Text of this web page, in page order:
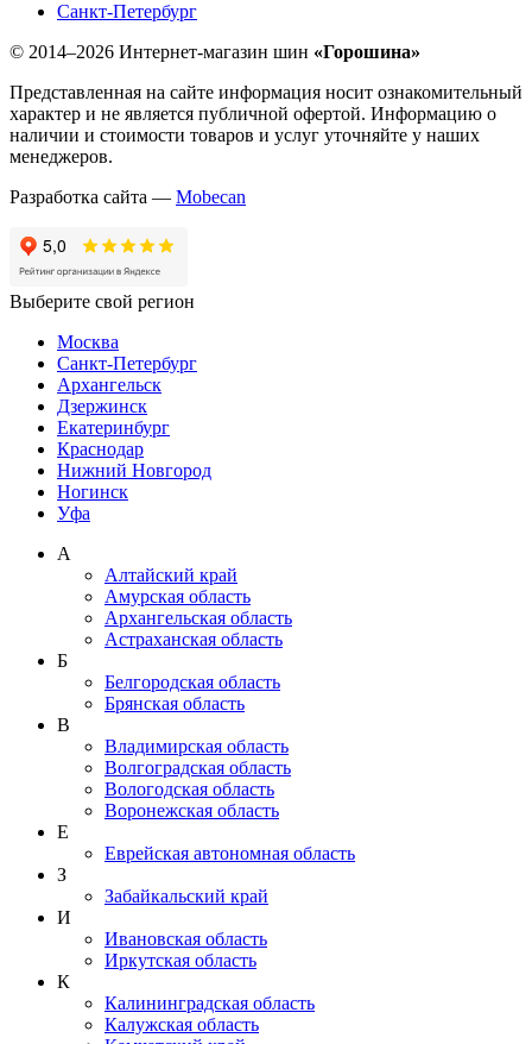
Санкт-Петербург
© 2014–2026 Интернет-магазин шин «Горошина»
Представленная на сайте информация носит ознакомительный
характер и не является публичной офертой. Информацию о
наличии и стоимости товаров и услуг уточняйте у наших
менеджеров.
Разработка сайта — Mobecan
Выберите свой регион
Москва
Санкт-Петербург
Архангельск
Дзержинск
Екатеринбург
Краснодар
Нижний Новгород
Ногинск
Уфа
А
Алтайский край
Амурская область
Архангельская область
Астраханская область
Б
Белгородская область
Брянская область
В
Владимирская область
Волгоградская область
Вологодская область
Воронежская область
Е
Еврейская автономная область
З
Забайкальский край
И
Ивановская область
Иркутская область
К
Калининградская область
Калужская область